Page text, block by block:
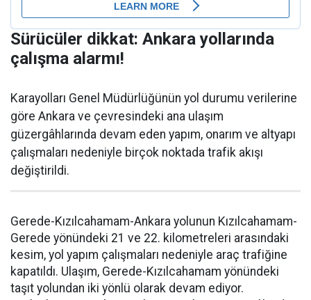
Sürücüler dikkat: Ankara yollarında
çalışma alarmı!
Karayolları Genel Müdürlüğünün yol durumu verilerine
göre Ankara ve çevresindeki ana ulaşım
güzergâhlarında devam eden yapım, onarım ve altyapı
çalışmaları nedeniyle birçok noktada trafik akışı
değiştirildi.
Gerede-Kızılcahamam-Ankara yolunun Kızılcahamam-
Gerede yönündeki 21 ve 22. kilometreleri arasındaki
kesim, yol yapım çalışmaları nedeniyle araç trafiğine
kapatıldı. Ulaşım, Gerede-Kızılcahamam yönündeki
taşıt yolundan iki yönlü olarak devam ediyor.